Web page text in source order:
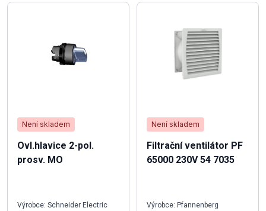
Není skladem
Ovl.hlavice 2-pol.
prosv. MO
Výrobce: Schneider Electric
Není skladem
Filtrační ventilátor PF
65000 230V 54 7035
Výrobce: Pfannenberg